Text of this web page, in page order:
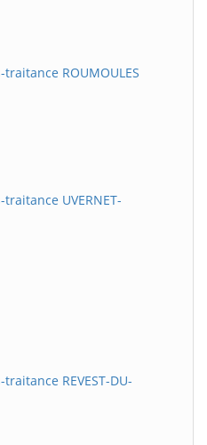
ROUMOULES
UVERNET-
REVEST-DU-